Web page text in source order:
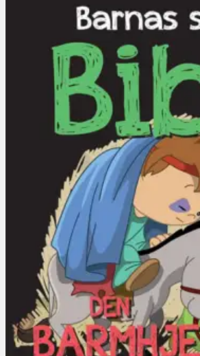
Inspirasjon
Andaktsbøker
Romaner
Alphakurs
Engelske
Andre forlag
TEMA
Bønn
Evangelisering
Misjon
Familieliv
Trosforsvar
Biografier
Barn og Unge
Barn
Aktivitetsbøker for barn
Ungdom
Konfirmasjon
SOMMERSALG
Bibler
Hjem
Logg inn
Kasse
0